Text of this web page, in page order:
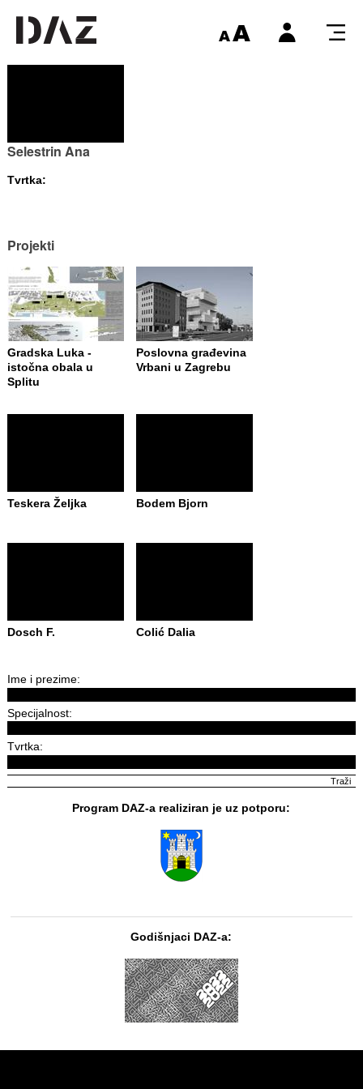
Selestrin Ana
Tvrtka:
Projekti
Gradska Luka -
istočna obala u
Splitu
Poslovna građevina
Vrbani u Zagrebu
Teskera Željka Bodem Bjorn
Dosch F. Colić Dalia
Ime i prezime:
Specijalnost:
Tvrtka:
Program DAZ-a realiziran je uz potporu:
Godišnjaci DAZ-a: